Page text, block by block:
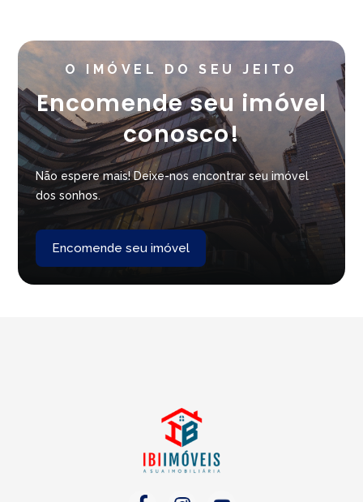
O IMÓVEL DO SEU JEITO
Encomende seu imóvel
conosco!
Não espere mais! Deixe-nos encontrar seu imóvel
dos sonhos.
Encomende seu imóvel